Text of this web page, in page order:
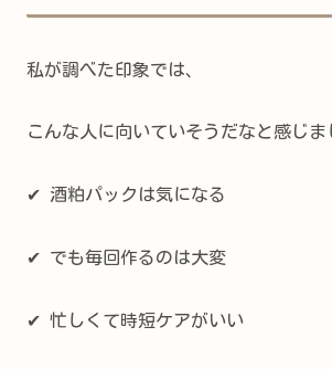
私が調べた印象では、
こんな人に向いていそうだなと感じま
✔ 酒粕パックは気になる
✔ でも毎回作るのは大変
✔ 忙しくて時短ケアがいい